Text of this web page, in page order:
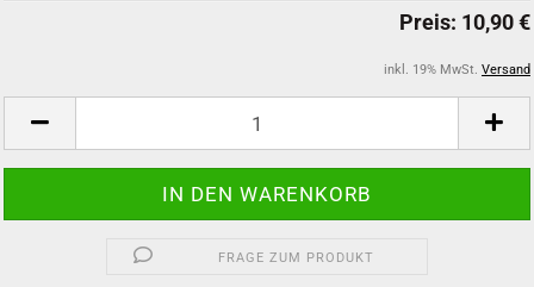
inkl. 19% MwSt. Versand
FRAGE ZUM PRODUKT